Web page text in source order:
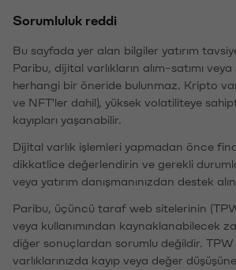
Sorumluluk reddi
Bu sayfada yer alan bilgiler yatırım
Paribu, dijital varlıkların alım-satımı
herhangi bir öneride bulunmaz. Kripto
ve NFT'ler dahil), yüksek volatiliteye
kayıpları yaşanabilir.
Dijital varlık işlemleri yapmadan önce
dikkatlice değerlendirin ve gerekli
veya yatırım danışmanınızdan destek alın.
Paribu, üçüncü taraf web sitelerinin
veya kullanımından kaynaklanabilecek
diğer sonuçlardan sorumlu değildir. TPW
varlıklarınızda kayıp veya değer